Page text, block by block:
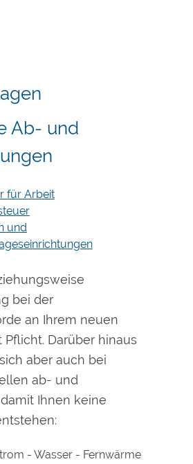
Ab- und
für Arbeit
und
bei der
an Ihrem neuen
Pflicht. Darüber hinaus
aber auch bei
ab- und
Ihnen keine
- Wasser - Fernwärme